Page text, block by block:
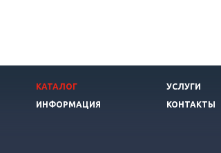
КАТАЛОГ УСЛУГИ
ИНФОРМАЦИЯ
КОНТАКТЫ